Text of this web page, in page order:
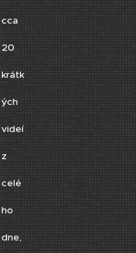
cca
20
krátk
ých
videí
z
celé
ho
dne,